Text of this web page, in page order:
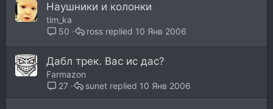
Наушники и колонки
tim_ka
50
10 Янв 2006
ross
Дабл трек. Вас ис дас?
Farmazon
27
10 Янв 2006
sunet